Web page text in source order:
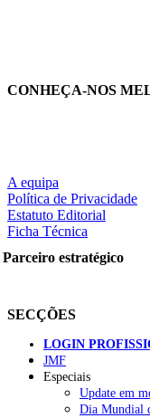
CONHEÇA-NOS
A equipa
Política de Privacidade
Estatuto Editorial
Ficha Técnica
Parceiro estratégico
SECÇÕES
LOGIN
JMF
Especiais
Update em
Dia Mundial